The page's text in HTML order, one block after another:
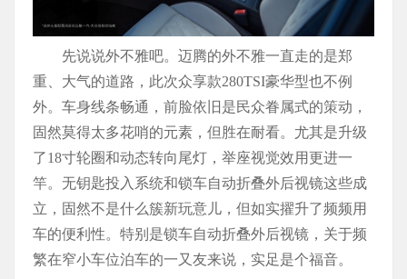
先说说外不雅吧。迈腾的外不雅一直走的是郑
重、大气的道路，此次众享款280TSI豪华型也不例
外。车身线条畅通，前脸依旧是民众眷属式的策动，
固然莫得太多花哨的元素，但胜在耐看。尤其是升级
了18寸轮圈和动态转向尾灯，举座视觉效用更进一
竿。无钥匙投入系统和锁车自动折叠外后视镜这些成
立，固然不是什么簇新玩意儿，但如实擢升了频频用
车的便利性。特别是锁车自动折叠外后视镜，关于频
繁在窄小车位泊车的一又友来说，实足是个福音。